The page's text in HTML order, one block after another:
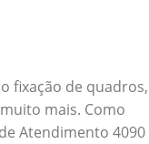
fixação de quadros,
mais. Como
Atendimento 4090